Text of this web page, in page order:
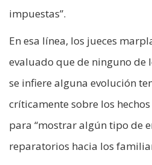
impuestas”.
En esa línea, los jueces
evaluado que de ninguno de
se infiere alguna evolución
críticamente sobre los
para “mostrar algún tipo de
reparatorios hacia los